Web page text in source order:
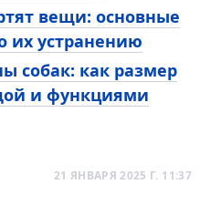
вещи: основные
их устранению
собак: как размер
и функциями
21 ЯНВАРЯ 2025 Г. 11:37